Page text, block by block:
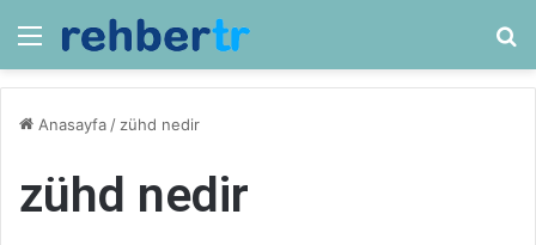
Menü
Anasayfa / zühd nedir
zühd nedir